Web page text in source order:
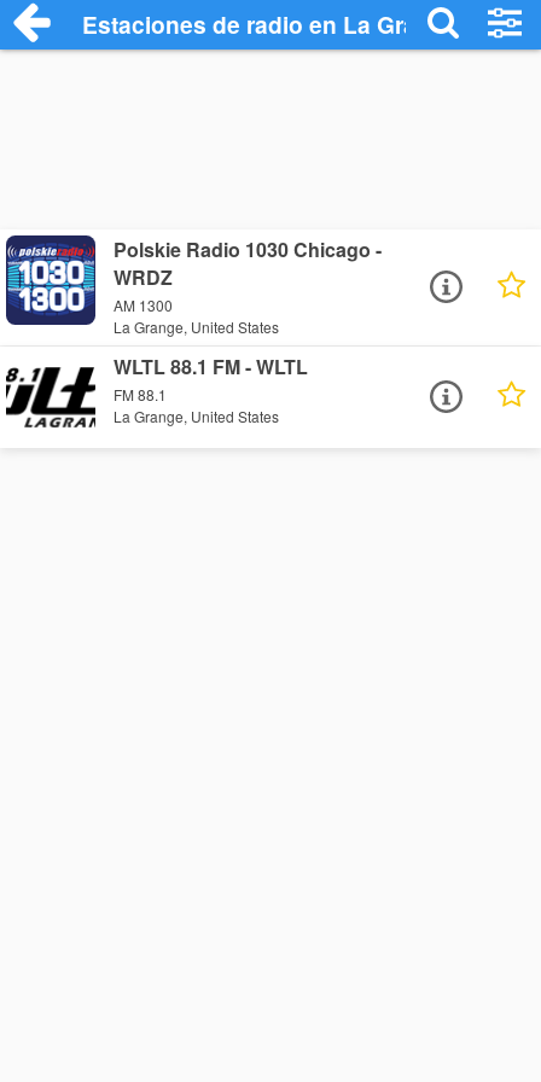
Estaciones de radio en La Grange -
Polskie Radio 1030 Chicago -
WRDZ
AM 1300
La Grange, United States
WLTL 88.1 FM - WLTL
FM 88.1
La Grange, United States